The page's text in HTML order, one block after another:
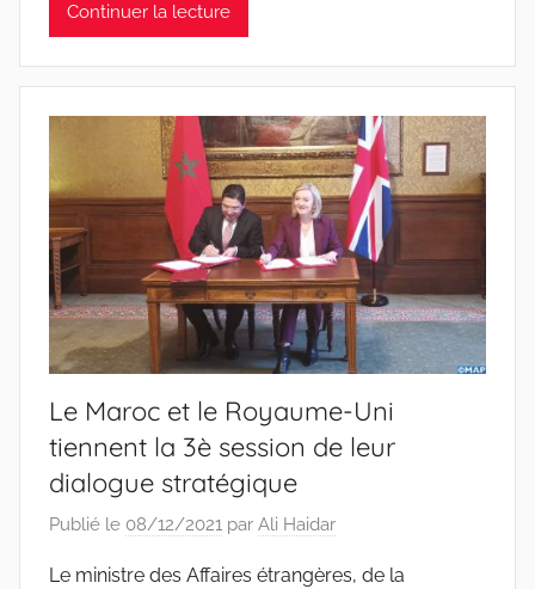
Continuer la lecture
Le Maroc et le Royaume-Uni
tiennent la 3è session de leur
dialogue stratégique
Publié le 08/12/2021 par Ali Haidar
Le ministre des Affaires étrangères, de la